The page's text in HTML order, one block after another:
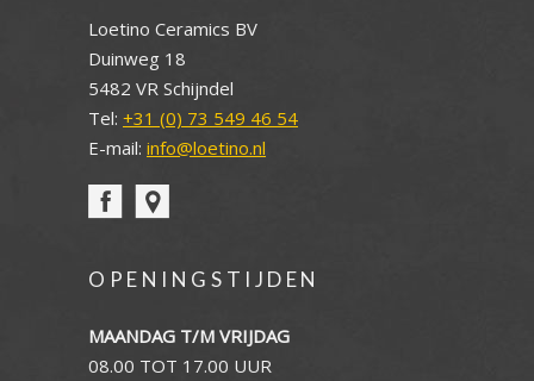
Loetino Ceramics BV
Duinweg 18
5482 VR Schijndel
Tel: +31 (0) 73 549 46 54
E-mail: info@loetino.nl
OPENINGSTIJDEN
MAANDAG T/M VRIJDAG
08.00 TOT 17.00 UUR